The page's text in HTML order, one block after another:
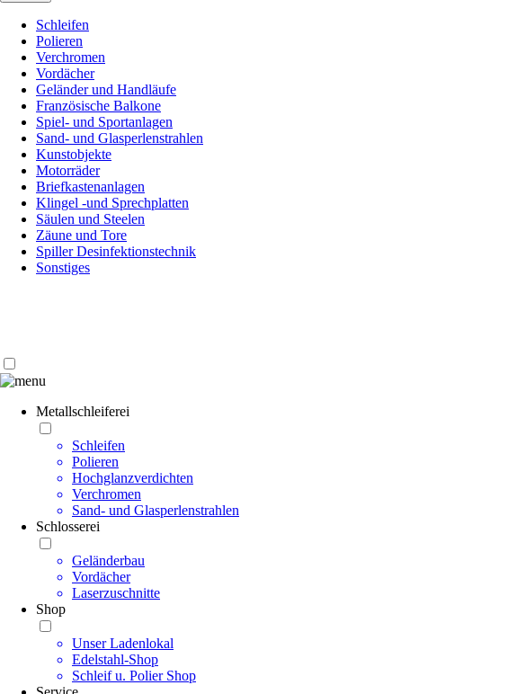
Schleifen
Polieren
Verchromen
Vordächer
Geländer und Handläufe
Französische Balkone
Spiel- und Sportanlagen
Sand- und Glasperlenstrahlen
Kunstobjekte
Motorräder
Briefkastenanlagen
Klingel -und Sprechplatten
Säulen und Steelen
Zäune und Tore
Spiller Desinfektionstechnik
Sonstiges
Metallschleiferei
Schleifen
Polieren
Hochglanzverdichten
Verchromen
Sand- und Glasperlenstrahlen
Schlosserei
Geländerbau
Vordächer
Laserzuschnitte
Shop
Unser Ladenlokal
Edelstahl-Shop
Schleif u. Polier Shop